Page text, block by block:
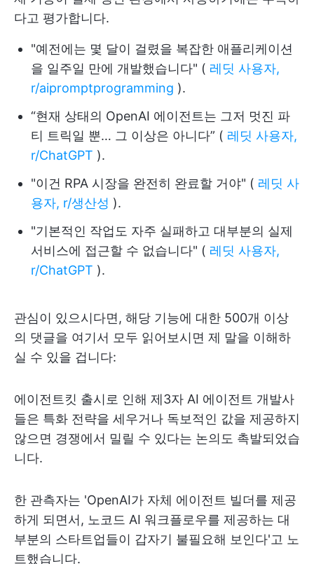
다고 평가합니다.
"예전에는 몇 달이 걸렸을 복잡한 애플리케이션
을 일주일 만에 개발했습니다" ( 레딧 사용자,
r/aipromptprogramming ).
“현재 상태의 OpenAI 에이전트는 그저 멋진 파
티 트릭일 뿐… 그 이상은 아니다” ( 레딧 사용자,
r/ChatGPT ).
"이건 RPA 시장을 완전히 완료할 거야" ( 레딧 사
용자, r/생산성 ).
"기본적인 작업도 자주 실패하고 대부분의 실제
서비스에 접근할 수 없습니다" ( 레딧 사용자,
r/ChatGPT ).
관심이 있으시다면, 해당 기능에 대한 500개 이상
의 댓글을 여기서 모두 읽어보시면 제 말을 이해하
실 수 있을 겁니다:
에이전트킷 출시로 인해 제3자 AI 에이전트 개발사
들은 특화 전략을 세우거나 독보적인 값을 제공하지
않으면 경쟁에서 밀릴 수 있다는 논의도 촉발되었습
니다.
한 관측자는 'OpenAI가 자체 에이전트 빌더를 제공
하게 되면서, 노코드 AI 워크플로우를 제공하는 대
부분의 스타트업들이 갑자기 불필요해 보인다'고 노
트했습니다.